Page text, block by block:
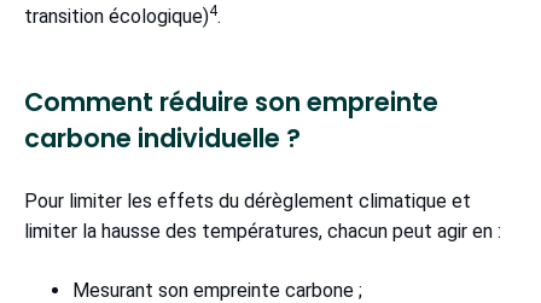
transition écologique)4.
Comment réduire son empreinte
carbone individuelle ?
Pour limiter les effets du dérèglement climatique et
limiter la hausse des températures, chacun peut agir en :
Mesurant son empreinte carbone ;